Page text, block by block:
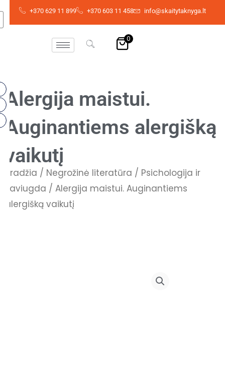
Pereiti
+370 629 11 899 +370 603 11 458 info@skaitytaknyga.lt
0
Alergija maistui.
Auginantiems alergišką
vaikutį
Pradžia / Negrožinė literatūra / Psichologija ir
saviugda / Alergija maistui. Auginantiems
alergišką vaikutį